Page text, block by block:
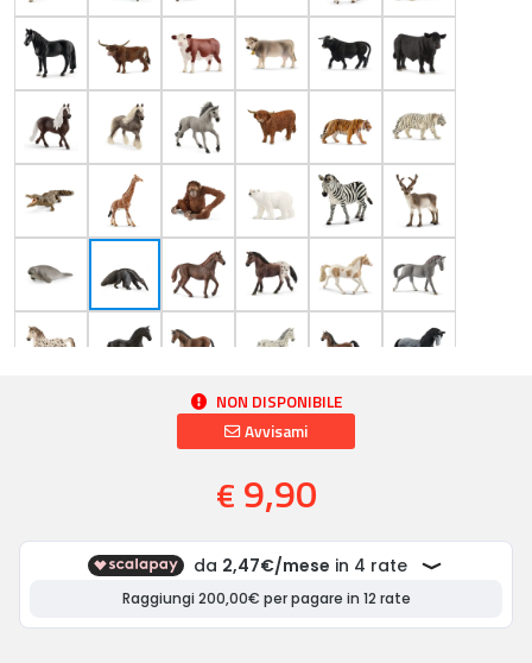
NON DISPONIBILE
Avvisami
€ 9,90